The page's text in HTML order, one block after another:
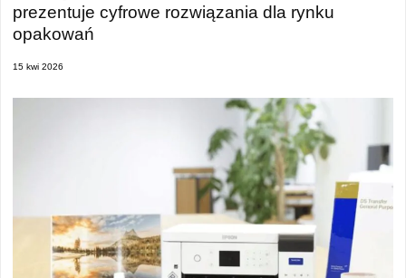
prezentuje cyfrowe rozwiązania dla rynku
opakowań
15 kwi 2026